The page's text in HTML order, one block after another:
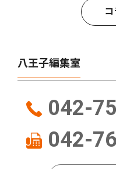
八王子編集室
042-
042-